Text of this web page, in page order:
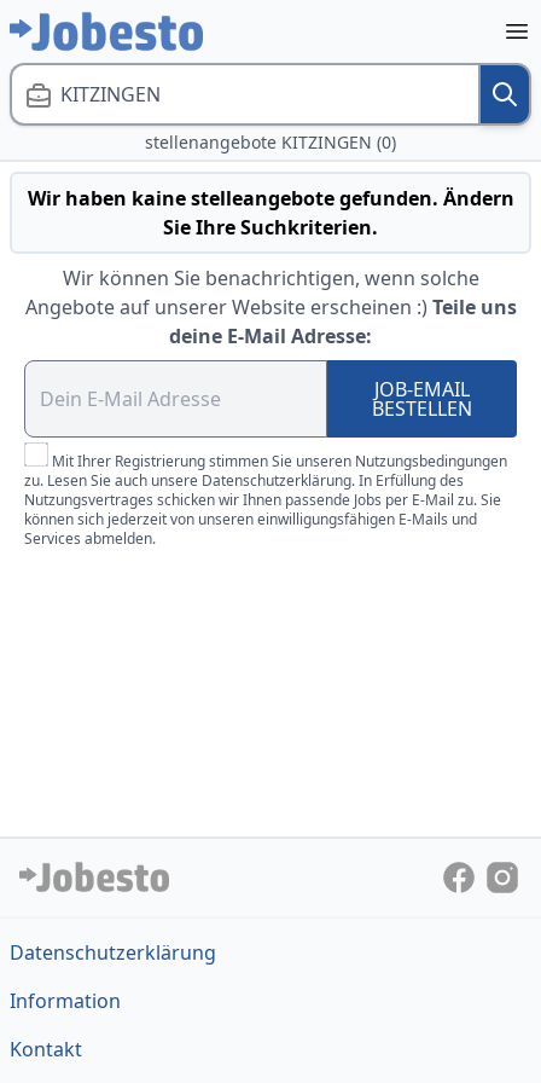
KITZINGEN
stellenangebote KITZINGEN (0)
Wir haben kaine stelleangebote gefunden. Ändern
Sie Ihre Suchkriterien.
Wir können Sie benachrichtigen, wenn solche
Angebote auf unserer Website erscheinen :) Teile uns
deine E-Mail Adresse:
JOB-EMAIL
BESTELLEN
Mit Ihrer Registrierung stimmen Sie unseren Nutzungsbedingungen
zu. Lesen Sie auch unsere Datenschutzerklärung. In Erfüllung des
Nutzungsvertrages schicken wir Ihnen passende Jobs per E-Mail zu. Sie
können sich jederzeit von unseren einwilligungsfähigen E-Mails und
Services abmelden.
Datenschutzerklärung
Information
Kontakt